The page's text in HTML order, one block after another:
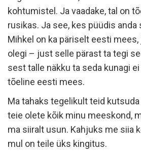
kohtumistel. Ja vaadake, tal on
rusikas. Ja see, kes püüdis
Mihkel on ka päriselt eesti mees,
olegi – just selle pärast ta tegi
sest talle näkku ta seda kunagi
tõeline eesti mees.
Ma tahaks tegelikult teid
teie olete kõik minu meeskond,
ma siiralt usun. Kahjuks me siia
mul on teile üks kingitus.